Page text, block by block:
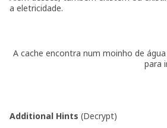
a eletricidade.
A cache encontra num moinho de
para
Additional Hints (Decrypt)